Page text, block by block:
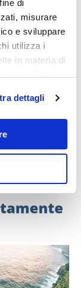
di
misurare
e sviluppare
utilizza i
in materia di
qualsiasi
facendo clic
qualche
dati personali
dettagli. Puoi
dettagli